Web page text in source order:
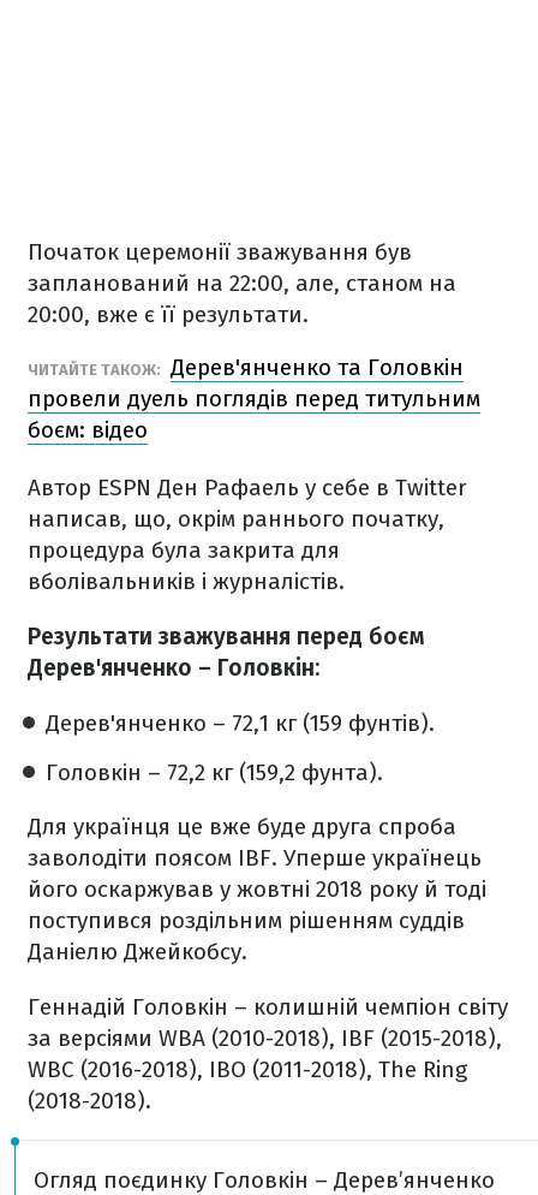
Початок церемонії зважування був
запланований на 22:00, але, станом на
20:00, вже є її результати.
ЧИТАЙТЕ ТАКОЖ: Дерев'янченко та Головкін
провели дуель поглядів перед титульним
боєм: відео
Автор ESPN Ден Рафаель у себе в Twitter
написав, що, окрім раннього початку,
процедура була закрита для
вболівальників і журналістів.
Результати зважування перед боєм
Дерев'янченко – Головкін:
Дерев'янченко – 72,1 кг (159 фунтів).
Головкін – 72,2 кг (159,2 фунта).
Для українця це вже буде друга спроба
заволодіти поясом IBF. Уперше українець
його оскаржував у жовтні 2018 року й тоді
поступився роздільним рішенням суддів
Даніелю Джейкобсу.
Геннадій Головкін – колишній чемпіон світу
за версіями WBA (2010-2018), IBF (2015-2018),
WBC (2016-2018), IBO (2011-2018), The Ring
(2018-2018).
Огляд поєдинку Головкін – Дерев’янченко